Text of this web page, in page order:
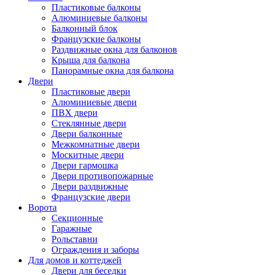
Пластиковые балконы
Алюминиевые балконы
Балконный блок
Французские балконы
Раздвижные окна для балконов
Крыша для балкона
Панорамные окна для балкона
Двери
Пластиковые двери
Алюминиевые двери
ПВХ двери
Стеклянные двери
Двери балконные
Межкомнатные двери
Москитные двери
Двери гармошка
Двери противопожарные
Двери раздвижные
Французские двери
Ворота
Секционные
Гаражные
Рольставни
Ограждения и заборы
Для домов и коттеджей
Двери для беседки